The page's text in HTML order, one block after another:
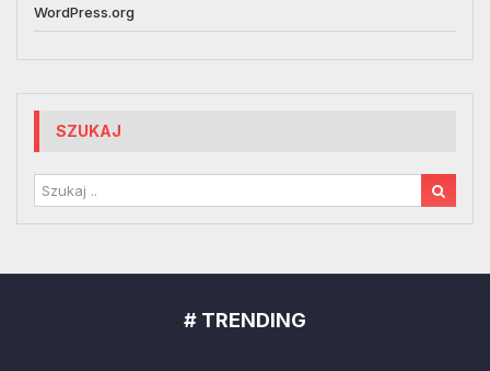
WordPress.org
SZUKAJ
# TRENDING